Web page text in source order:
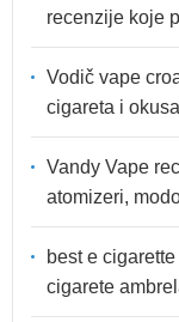
recenzije koje
Vodič vape
cigareta i
Vandy Vape
atomizeri,
best e
cigarete